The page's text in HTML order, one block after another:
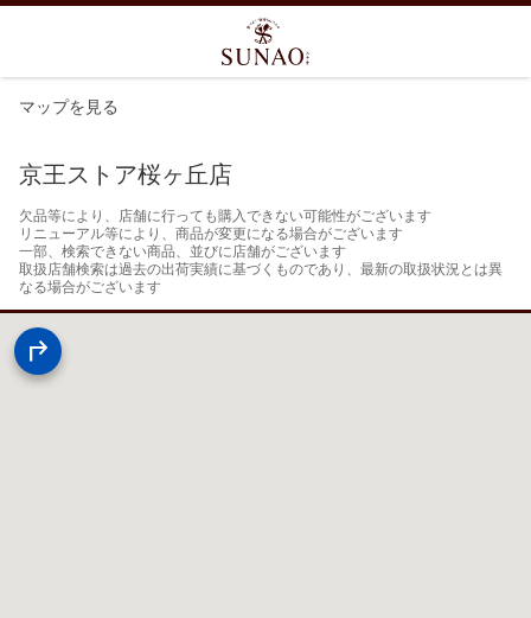
マップを見る
京王ストア桜ヶ丘店
欠品等により、店舗に行っても購入できない可能性がございます
リニューアル等により、商品が変更になる場合がございます
一部、検索できない商品、並びに店舗がございます
取扱店舗検索は過去の出荷実績に基づくものであり、最新の取扱状況とは異
なる場合がございます